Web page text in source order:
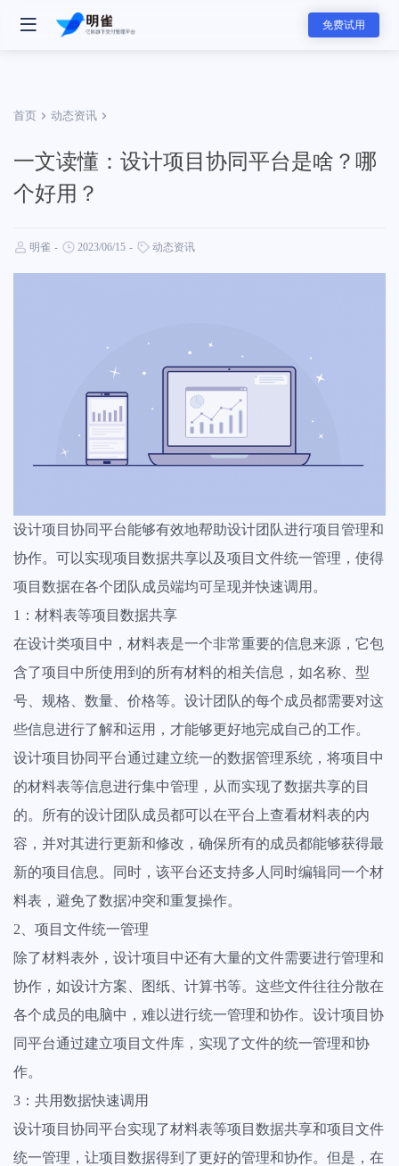
免费试用
- 明雀产品
明雀企业版
资料发送工具
创建任务分解您的工作量，分配给团队成员
证据链留存
任务和文件的审批流程，客户表态永久留存
数据统计
构建个性化仪表盘显示关键项目指标，查看一目了然
项目集管理
获得所有项目的全景视图，轻松发现障碍保持工作顺利进行
查看全部功能
- 团队解决方案
赢单概率和交付服务满意度
咨询服务团队
法律、会计、金融等专业的咨询服务需要更专业的服务方式，服务更透
拿下客户从为客户构建一个颇具独特创意和极致美学的明雀在线合作空
间开始
调研报告&白皮书
资讯动态
明雀&产品动态
市场活动
线上直播&线下活动
查看全部内容
首页 动态资讯
一文读懂：设计项目协同平台是啥？哪
个好用？
明雀 - 2023/06/15 - 动态资讯
设计项目协同平台能够有效地帮助设计团队进行项目管理和
协作。可以实现项目数据共享以及项目文件统一管理，使得
项目数据在各个团队成员端均可呈现并快速调用。
1：材料表等项目数据共享
在设计类项目中，材料表是一个非常重要的信息来源，它包
含了项目中所使用到的所有材料的相关信息，如名称、型
号、规格、数量、价格等。设计团队的每个成员都需要对这
些信息进行了解和运用，才能够更好地完成自己的工作。
设计项目协同平台通过建立统一的数据管理系统，将项目中
的材料表等信息进行集中管理，从而实现了数据共享的目
的。所有的设计团队成员都可以在平台上查看材料表的内
容，并对其进行更新和修改，确保所有的成员都能够获得最
新的项目信息。同时，该平台还支持多人同时编辑同一个材
料表，避免了数据冲突和重复操作。
2、项目文件统一管理
除了材料表外，设计项目中还有大量的文件需要进行管理和
协作，如设计方案、图纸、计算书等。这些文件往往分散在
各个成员的电脑中，难以进行统一管理和协作。设计项目协
同平台通过建立项目文件库，实现了文件的统一管理和协
作。
3：共用数据快速调用
设计项目协同平台实现了材料表等项目数据共享和项目文件
统一管理，让项目数据得到了更好的管理和协作。但是，在